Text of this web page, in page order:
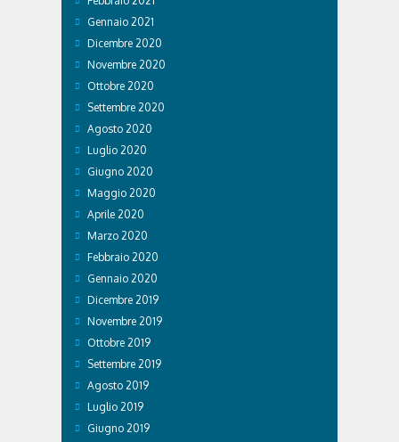
Gennaio 2021
Dicembre 2020
Novembre 2020
Ottobre 2020
Settembre 2020
Agosto 2020
Luglio 2020
Giugno 2020
Maggio 2020
Aprile 2020
Marzo 2020
Febbraio 2020
Gennaio 2020
Dicembre 2019
Novembre 2019
Ottobre 2019
Settembre 2019
Agosto 2019
Luglio 2019
Giugno 2019